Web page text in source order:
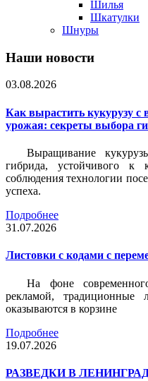
Шилья
Шкатулки
Шнуры
Наши новости
03.08.2026
Как вырастить кукурузу с
урожая: секреты выбора
Выращивание
гибрида, устойчивого к
соблюдения технологии
успеха.
Подробнее
31.07.2026
Листовки c кодами с
На фоне
рекламой,
оказываются в корзине
Подробнее
19.07.2026
РАЗВЕДКИ В